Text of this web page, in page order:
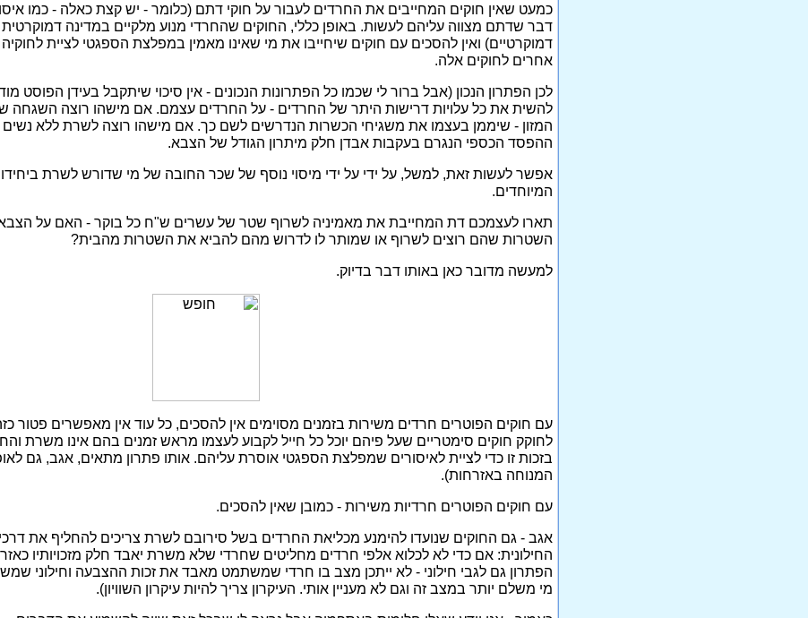
כמעט שאין חוקים המחייבים את החרדים לעבור על חוקי דתם (כלומר - יש קצת כאלה - כמו
דבר שדתם מצווה עליהם לעשות. באופן כללי, החוקים שהחרדי מנוע מלקיים במדינה
דמוקרטיים) ואין להסכים עם חוקים שיחייבו את מי שאינו מאמין במפלצת הספגטי לציית
אחרים לחוקים אלה.
לכן הפתרון הנכון (אבל ברור לי שכמו כל הפתרונות הנכונים - אין סיכוי שיתקבל בעידן הפוסט
להשית את כל עלויות דרישות היתר של החרדים - על החרדים עצמם. אם מישהו רוצה השגחה
המזון - שיממן בעצמו את משגיחי הכשרות הנדרשים לשם כך. אם מישהו רוצה לשרת ללא
ההפסד הכספי הנגרם בעקבות אבדן חלק מיתרון הגודל של הצבא.
אפשר לעשות זאת, למשל, על ידי על ידי מיסוי נוסף של שכר החובה של מי שדורש לשרת
המיוחדים.
תארו לעצמכם דת המחייבת את מאמיניה לשרוף שטר של עשרים ש"ח כל בוקר - האם על
השטרות שהם רוצים לשרוף או שמותר לו לדרוש מהם להביא את השטרות מהבית?
למעשה מדובר כאן באותו דבר בדיוק.
עם חוקים הפוטרים חרדים משירות בזמנים מסוימים אין להסכים, כל עוד אין מאפשרים פטור
לחוקק חוקים סימטריים שעל פיהם יוכל כל חייל לקבוע לעצמו מראש זמנים בהם אינו משרת
בזכות זו כדי לציית לאיסורים שמפלצת הספגטי אוסרת עליהם. אותו פתרון מתאים, אגב, גם
המנוחה באזרחות).
עם חוקים הפוטרים חרדיות משירות - כמובן שאין להסכים.
אגב - גם החוקים שנועדו להימנע מכליאת החרדים בשל סירובם לשרת צריכים להחליף את דרכי
החילונית: אם כדי לא לכלוא אלפי חרדים מחליטים שחרדי שלא משרת יאבד חלק מזכויותיו
הפתרון גם לגבי חילוני - לא ייתכן מצב בו חרדי שמשתמט מאבד את זכות ההצבעה וחילוני
מי משלם יותר במצב זה וגם לא מעניין אותי. העיקרון צריך להיות עיקרון השוויון).